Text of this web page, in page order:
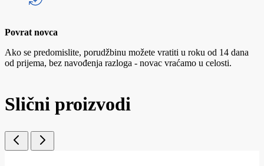
Povrat novca
Ako se predomislite, porudžbinu možete vratiti u roku od 14 dana
od prijema, bez navođenja razloga - novac vraćamo u celosti.
Slični proizvodi